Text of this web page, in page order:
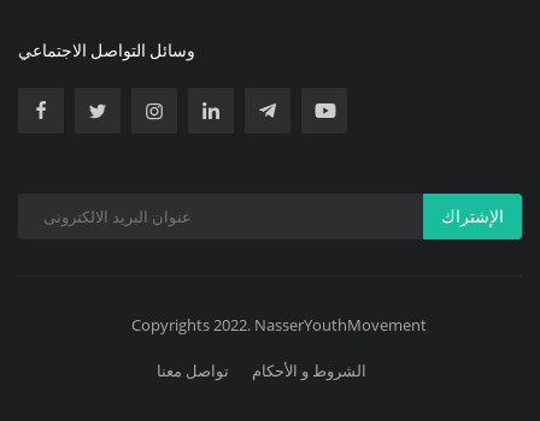
وسائل التواصل الاجتماعي
الإشتراك
Copyrights 2022. NasserYouthMovement
تواصل معنا الشروط و الأحكام